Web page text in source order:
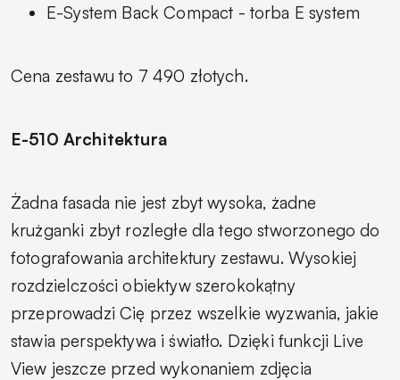
E-System Back Compact - torba E system
Cena zestawu to 7 490 złotych.
E-510 Architektura
Żadna fasada nie jest zbyt wysoka, żadne
krużganki zbyt rozległe dla tego stworzonego do
fotografowania architektury zestawu. Wysokiej
rozdzielczości obiektyw szerokokątny
przeprowadzi Cię przez wszelkie wyzwania, jakie
stawia perspektywa i światło. Dzięki funkcji Live
View jeszcze przed wykonaniem zdjęcia